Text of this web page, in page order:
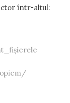
într-altul: